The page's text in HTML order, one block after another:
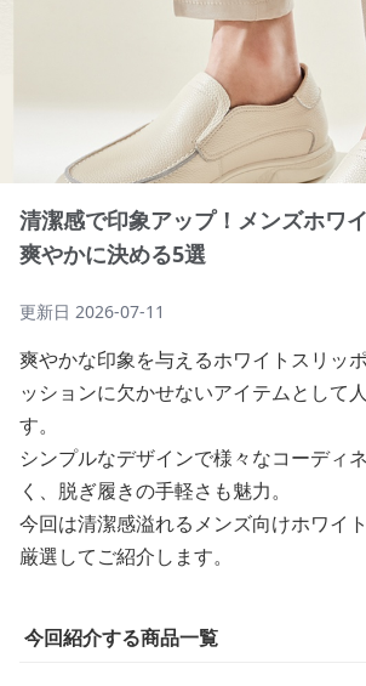
清潔感で印象アップ！メンズホワ
爽やかに決める5選
更新日 2026-07-11
爽やかな印象を与えるホワイトスリッ
ッションに欠かせないアイテムとして
す。
シンプルなデザインで様々なコーディ
く、脱ぎ履きの手軽さも魅力。
今回は清潔感溢れるメンズ向けホワイ
厳選してご紹介します。
今回紹介する商品一覧